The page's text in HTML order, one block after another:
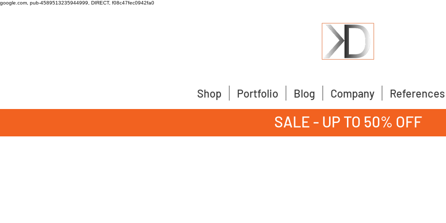
google.com, pub-4589513235944999, DIRECT, f08c47fec0942fa0
Shop Portfolio Blog Company References
SALE - UP TO 50% OFF